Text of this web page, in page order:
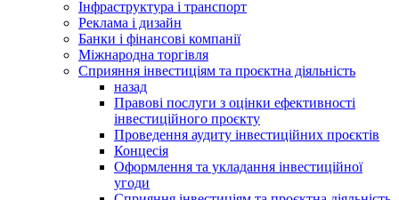
Інфраструктура і транспорт
Реклама і дизайн
Банки і фінансові компанії
Міжнародна торгівля
Сприяння інвестиціям та проєктна діяльність
назад
Правові послуги з оцінки ефективності
інвестиційного проєкту
Проведення аудиту інвестиційних проєктів
Концесія
Оформлення та укладання інвестиційної
угоди